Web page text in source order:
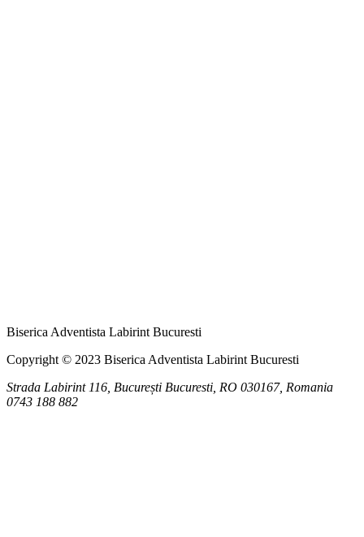
Biserica Adventista Labirint Bucuresti
Copyright © 2023 Biserica Adventista Labirint Bucuresti
Strada Labirint 116, București Bucuresti RO 030167, Romania
0743 188 882